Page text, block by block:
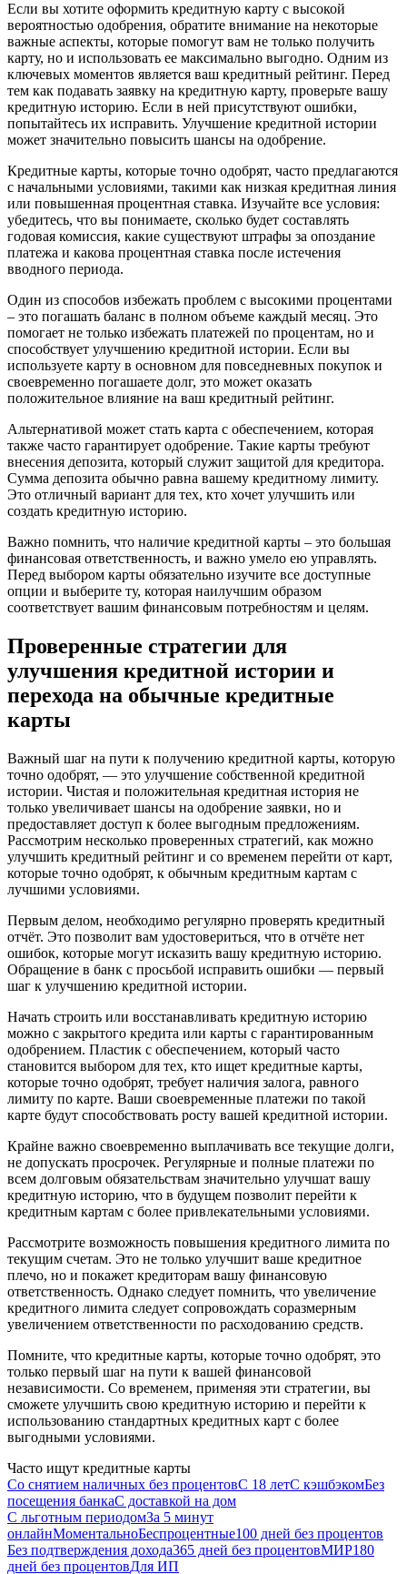
Если вы хотите оформить кредитную карту с высокой
вероятностью одобрения, обратите внимание на некоторые
важные аспекты, которые помогут вам не только получить
карту, но и использовать ее максимально выгодно. Одним из
ключевых моментов является ваш кредитный рейтинг. Перед
тем как подавать заявку на кредитную карту, проверьте вашу
кредитную историю. Если в ней присутствуют ошибки,
попытайтесь их исправить. Улучшение кредитной истории
может значительно повысить шансы на одобрение.
Кредитные карты, которые точно одобрят, часто предлагаются
с начальными условиями, такими как низкая кредитная линия
или повышенная процентная ставка. Изучайте все условия:
убедитесь, что вы понимаете, сколько будет составлять
годовая комиссия, какие существуют штрафы за опоздание
платежа и какова процентная ставка после истечения
вводного периода.
Один из способов избежать проблем с высокими процентами
– это погашать баланс в полном объеме каждый месяц. Это
помогает не только избежать платежей по процентам, но и
способствует улучшению кредитной истории. Если вы
используете карту в основном для повседневных покупок и
своевременно погашаете долг, это может оказать
положительное влияние на ваш кредитный рейтинг.
Альтернативой может стать карта с обеспечением, которая
также часто гарантирует одобрение. Такие карты требуют
внесения депозита, который служит защитой для кредитора.
Сумма депозита обычно равна вашему кредитному лимиту.
Это отличный вариант для тех, кто хочет улучшить или
создать кредитную историю.
Важно помнить, что наличие кредитной карты – это большая
финансовая ответственность, и важно умело ею управлять.
Перед выбором карты обязательно изучите все доступные
опции и выберите ту, которая наилучшим образом
соответствует вашим финансовым потребностям и целям.
Проверенные стратегии для
улучшения кредитной истории и
перехода на обычные кредитные
карты
Важный шаг на пути к получению кредитной карты, которую
точно одобрят, — это улучшение собственной кредитной
истории. Чистая и положительная кредитная история не
только увеличивает шансы на одобрение заявки, но и
предоставляет доступ к более выгодным предложениям.
Рассмотрим несколько проверенных стратегий, как можно
улучшить кредитный рейтинг и со временем перейти от карт,
которые точно одобрят, к обычным кредитным картам с
лучшими условиями.
Первым делом, необходимо регулярно проверять кредитный
отчёт. Это позволит вам удостовериться, что в отчёте нет
ошибок, которые могут исказить вашу кредитную историю.
Обращение в банк с просьбой исправить ошибки — первый
шаг к улучшению кредитной истории.
Начать строить или восстанавливать кредитную историю
можно с закрытого кредита или карты с гарантированным
одобрением. Пластик с обеспечением, который часто
становится выбором для тех, кто ищет кредитные карты,
которые точно одобрят, требует наличия залога, равного
лимиту по карте. Ваши своевременные платежи по такой
карте будут способствовать росту вашей кредитной истории.
Крайне важно своевременно выплачивать все текущие долги,
не допускать просрочек. Регулярные и полные платежи по
всем долговым обязательствам значительно улучшат вашу
кредитную историю, что в будущем позволит перейти к
кредитным картам с более привлекательными условиями.
Рассмотрите возможность повышения кредитного лимита по
текущим счетам. Это не только улучшит ваше кредитное
плечо, но и покажет кредиторам вашу финансовую
ответственность. Однако следует помнить, что увеличение
кредитного лимита следует сопровождать соразмерным
увеличением ответственности по расходованию средств.
Помните, что кредитные карты, которые точно одобрят, это
только первый шаг на пути к вашей финансовой
независимости. Со временем, применяя эти стратегии, вы
сможете улучшить свою кредитную историю и перейти к
использованию стандартных кредитных карт с более
выгодными условиями.
Часто ищут кредитные карты
Со снятием наличных без процентовС 18 летС кэшбэкомБез
посещения банкаС доставкой на дом
С льготным периодомЗа 5 минут
онлайнМоментальноБеспроцентные100 дней без процентов
Без подтверждения дохода365 дней без процентовМИР180
дней без процентовДля ИП